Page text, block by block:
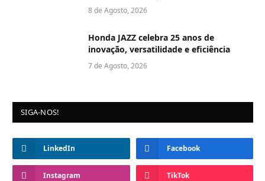
8 de Agosto, 2026
Honda JAZZ celebra 25 anos de
inovação, versatilidade e eficiência
7 de Agosto, 2026
SIGA-NOS!
LinkedIn Facebook
Instagram TikTok